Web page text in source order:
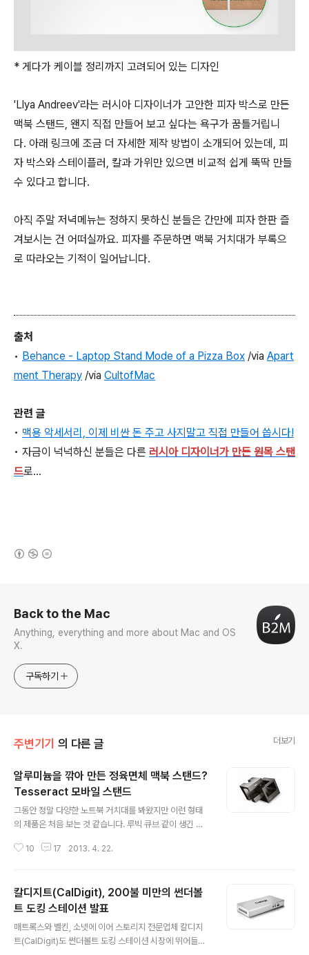
* 게다가 케이블 정리까지 고려되어 있는 디자인
'Llya Andreev'라는 러시아 디자이너가 고안한 피자 박스로 만든
맥북 스탠드, 왠지 직접 만들어 보고 싶다는 욕구가 꿈틀거립니
다. 아래 링크에 조금 더 자세한 제작 방법이 소개되어 있는데, 피
자 박스와 스테이플러, 칼과 가위만 있으면 비교적 쉽게 뚝딱 만들
수 있다고 합니다.
아직 주말 저녁메뉴는 정하지 못하신 분들은 간만에 피자 한판 즐
겨보시는 건 어떠실까요. 피자를 주문하면 맥북 거치대가 부록으
로 따라오는 기적이 일어납니다.
출처
• Behance - Laptop Stand Mode of a Pizza Box /via Apart
ment Therapy /via CultofMac
관련 글
• 맥용 악세서리, 이제 비싼 돈 주고 사지말고 직접 만들어 씁시다!
• 자금이 넉넉하신 분들은 다른 러시아 디자이너가 만든 원목 스탠
드로...
Back to the Mac
Anything, everything and more about Mac and OS
X.
구독하기
주변기기 의 다른 글 더보기
알루미늄을 깎아 만든 정육면체 맥북 스탠드?
Tesseract 모바일 스탠드
그동안 정말 다양한 노트북 거치대를 봐왔지만 이런 형태
의 제품은 처음 보는 것 같습니다. 루빅 큐브 같이 생긴 이
ct, 정육면체) 모바일 스탠드라는 제품입니다. 평상시에는
다. 맥북을 거치한 상태에서도 맥세이프 단자를 연결할 수
있도록 한 면이 통째로 파여있습니다. 그리고 육면체 면마
다 고무 패드가 덧대어져 있는 서로 다른 굵기의 홈 3개가
파여 있는데, 가장 폭이 넓은 홈에는 13인치에서 17인치
유니바디 맥북프로를, 그 보다 얇은 홈에는 11~13'" 맥북
10 17 2013. 4. 22.
칼디지트(CalDigit), 200불 미만의 썬더볼
트 도킹 스테이션 발표
매트록스와 벨킨, 소넷에 이어 스토리지 전문업체 칼디지
트(CalDigit)도 썬더볼트 도킹 스테이션 시장에 뛰어들었